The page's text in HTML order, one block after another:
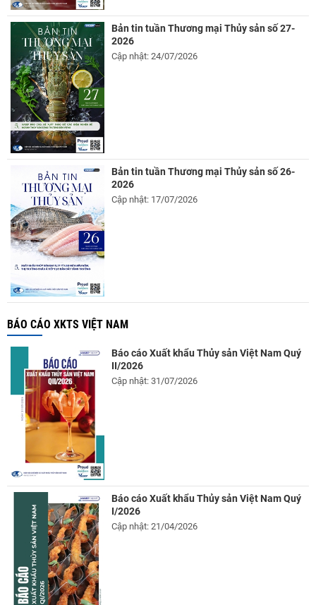
Bản tin tuần Thương mại Thủy sản số 27-
2026
Cập nhật: 24/07/2026
Bản tin tuần Thương mại Thủy sản số 26-
2026
Cập nhật: 17/07/2026
BÁO CÁO XKTS VIỆT NAM
Báo cáo Xuất khẩu Thủy sản Việt Nam Quý
II/2026
Cập nhật: 31/07/2026
Báo cáo Xuất khẩu Thủy sản Việt Nam Quý
I/2026
Cập nhật: 21/04/2026